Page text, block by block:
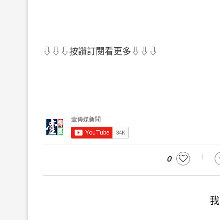
⇩⇩⇩按讚訂閱看更多⇩⇩⇩
0